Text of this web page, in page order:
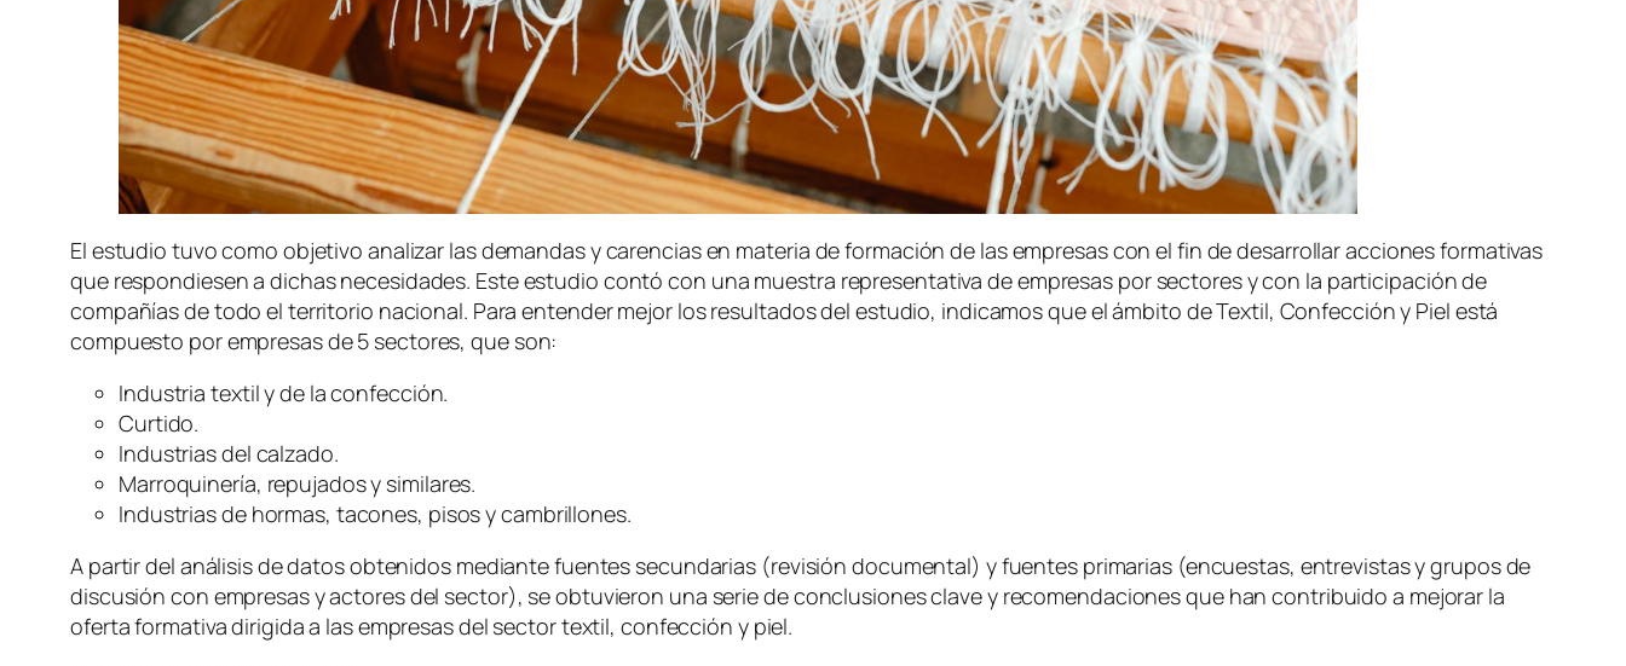
El estudio tuvo como objetivo analizar las demandas y carencias en materia de formación de las empresas con el fin de desarrollar acciones formativas
que respondiesen a dichas necesidades. Este estudio contó con una muestra representativa de empresas por sectores y con la participación de
compañías de todo el territorio nacional. Para entender mejor los resultados del estudio, indicamos que el ámbito de Textil, Confección y Piel está
compuesto por empresas de 5 sectores, que son:
Industria textil y de la confección.
Curtido.
Industrias del calzado.
Marroquinería, repujados y similares.
Industrias de hormas, tacones, pisos y cambrillones.
A partir del análisis de datos obtenidos mediante fuentes secundarias (revisión documental) y fuentes primarias (encuestas, entrevistas y grupos de
discusión con empresas y actores del sector), se obtuvieron una serie de conclusiones clave y recomendaciones que han contribuido a mejorar la
oferta formativa dirigida a las empresas del sector textil, confección y piel.